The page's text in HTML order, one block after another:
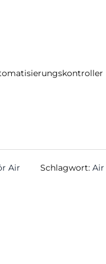
Air Schlagwort: Air